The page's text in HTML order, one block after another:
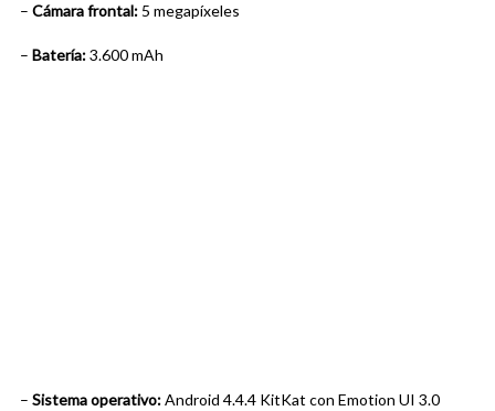
– Cámara frontal: 5 megapíxeles
– Batería:3.600 mAh
– Sistema operativo:Android 4.4.4 KitKat con Emotion UI 3.0